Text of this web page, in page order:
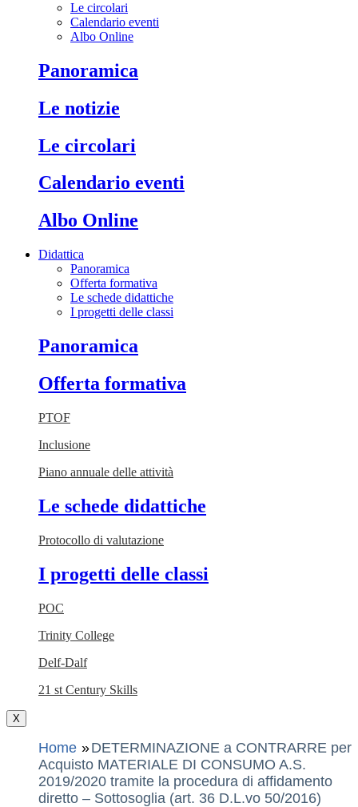
Le circolari
Calendario eventi
Albo Online
Panoramica
Le notizie
Le circolari
Calendario eventi
Albo Online
Didattica
Panoramica
Offerta formativa
Le schede didattiche
I progetti delle classi
Panoramica
Offerta formativa
PTOF
Inclusione
Piano annuale delle attività
Le schede didattiche
Protocollo di valutazione
I progetti delle classi
POC
Trinity College
Delf-Dalf
21 st Century Skills
X
Home
DETERMINAZIONE a CONTRARRE per
Acquisto MATERIALE DI CONSUMO A.S.
2019/2020 tramite la procedura di affidamento
diretto – Sottosoglia (art. 36 D.L.vo 50/2016)